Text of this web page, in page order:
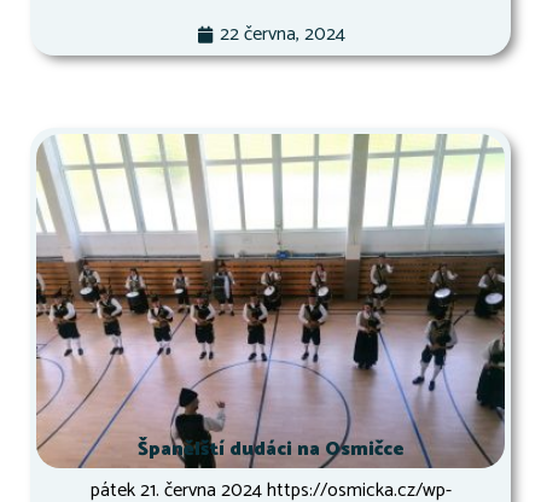
22 června, 2024
Španělští dudáci na Osmičce
pátek 21. června 2024 https://osmicka.cz/wp-